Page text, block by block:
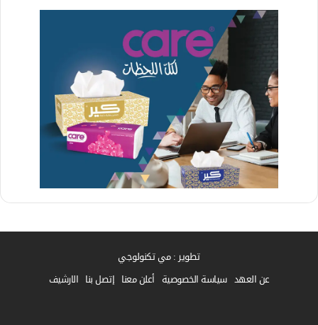
تطوير : مي تكنولوجي
عن العهد سياسة الخصوصية أعلن معنا إتصل بنا الارشيف